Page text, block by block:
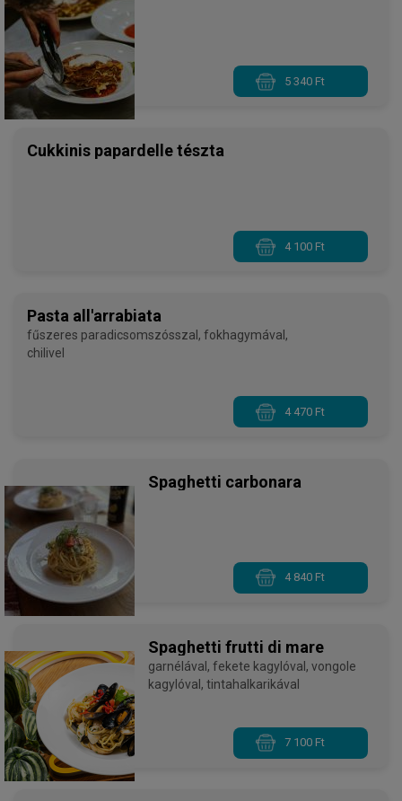
5 340 Ft
Cukkinis papardelle tészta
4 100 Ft
Pasta all'arrabiata
fűszeres paradicsomszósszal, fokhagymával,
chilivel
4 470 Ft
Spaghetti carbonara
4 840 Ft
Spaghetti frutti di mare
garnélával, fekete kagylóval, vongole
kagylóval, tintahalkarikával
7 100 Ft